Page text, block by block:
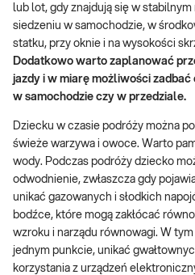
lub lot, gdy znajdują się w
siedzeniu w samochodzie, w
statku, przy oknie i na wysokości
Dodatkowo warto zaplanować
jazdy i w miarę możliwości
w samochodzie czy w przedziale.
Dziecku w czasie podróży można
świeże warzywa i owoce. Warto
wody. Podczas podróży dziecko
odwodnienie, zwłaszcza gdy
unikać gazowanych i słodkich
bodźce, które mogą zakłócać
wzroku i narządu równowagi. W
jednym punkcie, unikać
korzystania z urządzeń